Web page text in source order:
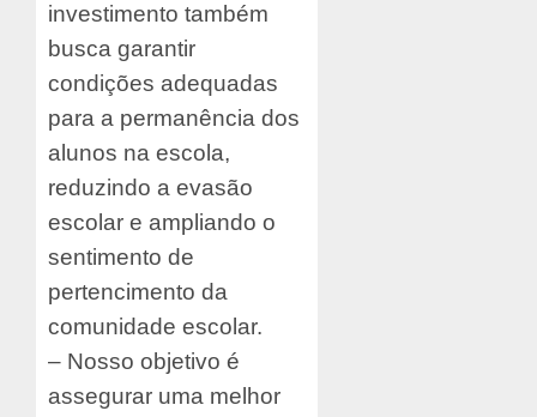
investimento também
busca garantir
condições adequadas
para a permanência dos
alunos na escola,
reduzindo a evasão
escolar e ampliando o
sentimento de
pertencimento da
comunidade escolar.
– Nosso objetivo é
assegurar uma melhor